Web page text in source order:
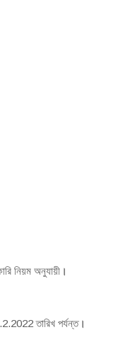
নিয়ম অনুযায়ী।
তারিখ পর্যন্ত।